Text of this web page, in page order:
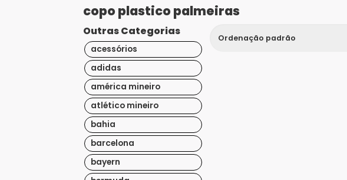
copo plastico palmeiras
Outras Categorias
acessórios
adidas
américa mineiro
atlético mineiro
bahia
barcelona
bayern